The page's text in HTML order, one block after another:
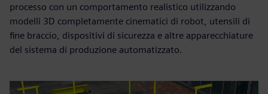
processo con un comportamento realistico utilizzando
modelli 3D completamente cinematici di robot, utensili di
fine braccio, dispositivi di sicurezza e altre apparecchiature
del sistema di produzione automatizzato.